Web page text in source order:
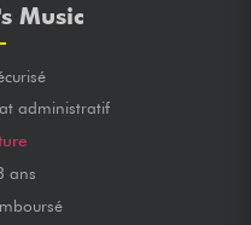
Music
administratif
ans